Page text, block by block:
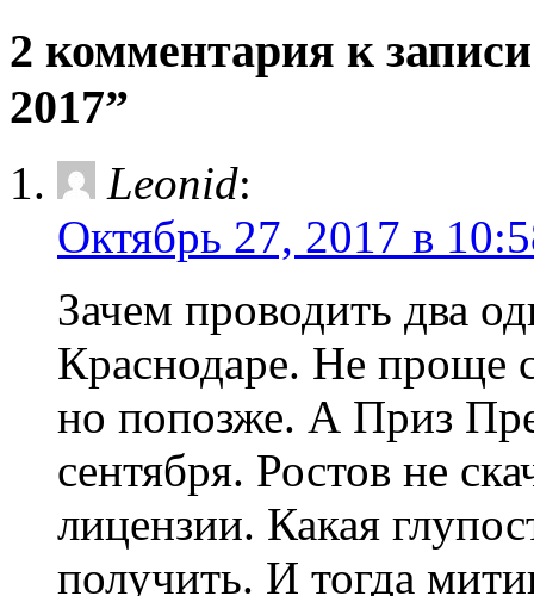
2 комментария к
2017”
Leonid:
Октябрь 27, 2017 в
Зачем проводить два
Краснодаре. Не проще
но попозже. А Приз
сентября. Ростов не
лицензии. Какая
получить. И тогда